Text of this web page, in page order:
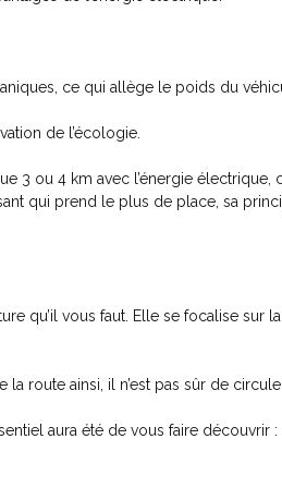
ce qui allège le poids du
de l’écologie.
3 ou 4 km avec l’énergie électrique,
qui prend le plus de place, sa
qu’il vous faut. Elle se focalise sur
route ainsi, il n’est pas sûr de
aura été de vous faire découvrir :